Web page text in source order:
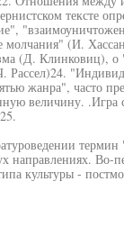
тексте
молчания" (И.
(Д. Клинковиц), о
Рассел)24.
жанра", часто
величину. .Игра
термин
направлениях. Во-
культуры -